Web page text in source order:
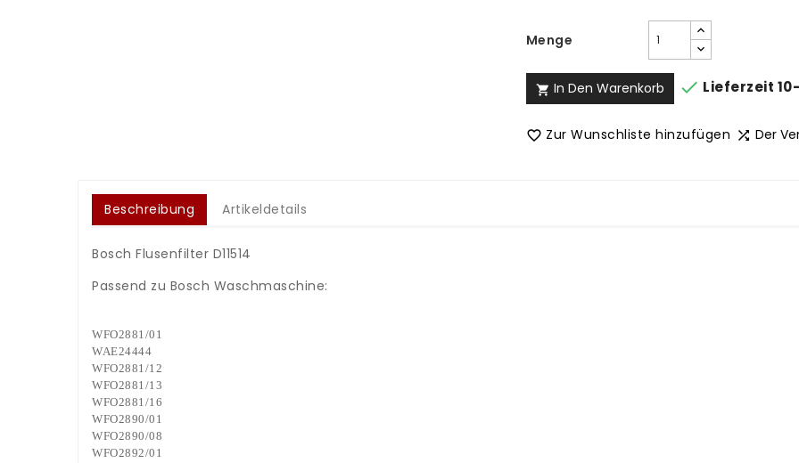
Menge
 In Den Warenkorb  Lieferzeit
 Zur Wunschliste hinzufügen  Der
Beschreibung Artikeldetails
Bosch Flusenfilter D11514
Passend zu Bosch Waschmaschine:
WFO2881/01
WAE24444
WFO2881/12
WFO2881/13
WFO2881/16
WFO2890/01
WFO2890/08
WFO2892/01